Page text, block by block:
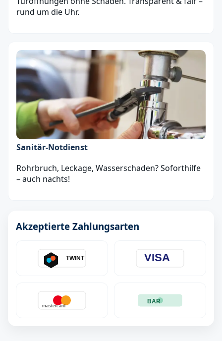
rund um die Uhr.
Sanitär‑Notdienst
Rohrbruch, Leckage, Wasserschaden? Soforthilfe
– auch nachts!
Akzeptierte Zahlungsarten
TWINT VISA
mastercard
BAR